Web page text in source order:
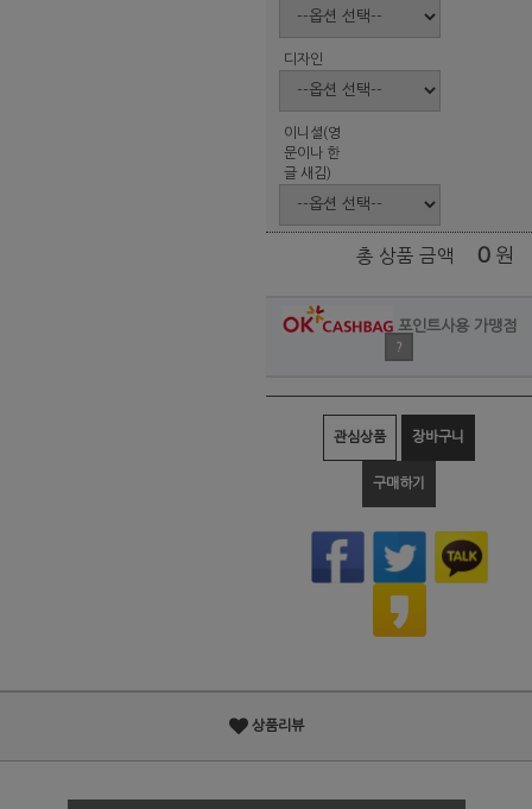
디자인
이니셜(영
문이나 한
글 새김)
총 상품 금액 0 원
포인트사용 가맹점
?
관심상품 장바구니
구매하기
상품리뷰